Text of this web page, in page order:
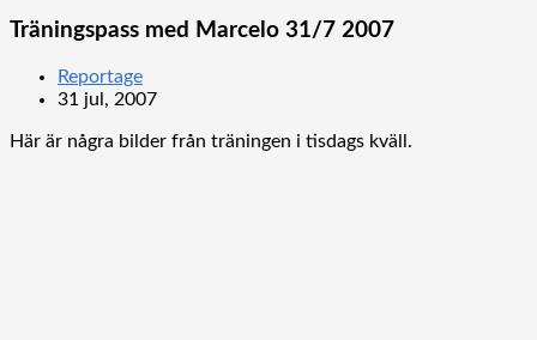
Träningspass med Marcelo 31/7 2007
Reportage
31 jul, 2007
Här är några bilder från träningen i tisdags kväll.